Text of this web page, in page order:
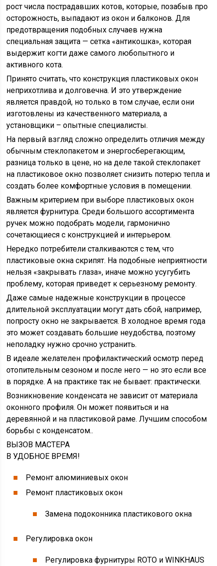
рост числа пострадавших котов, которые, позабыв про
осторожность, выпадают из окон и балконов. Для
предотвращения подобных случаев нужна
специальная защита — сетка «антикошка», которая
выдержит когти даже самого любопытного и
активного кота.
Принято считать, что конструкция пластиковых окон
неприхотлива и долговечна. И это утверждение
является правдой, но только в том случае, если они
изготовлены из качественного материала, а
установщики – опытные специалисты.
На первый взгляд сложно определить отличия между
обычным стеклопакетом и энергосберегающим,
разница только в цене, но на деле такой стеклопакет
на пластиковое окно позволяет снизить потерю тепла и
создать более комфортные условия в помещении.
Важным критерием при выборе пластиковых окон
является фурнитура. Среди большого ассортимента
ручек можно подобрать модели, гармонично
сочетающиеся с конструкцией и интерьером.
Нередко потребители сталкиваются с тем, что
пластиковые окна скрипят. На подобные неприятности
нельзя «закрывать глаза», иначе можно усугубить
проблему, которая приведет к серьезному ремонту.
Даже самые надежные конструкции в процессе
длительной эксплуатации могут дать сбой, например,
попросту окно не закрывается. В холодное время года
это может создавать большие неудобства, поэтому
неполадку нужно срочно устранить.
В идеале желателен профилактический осмотр перед
отопительным сезоном и после него — но это если все
в порядке. А на практике так не бывает: практически.
Возникновение конденсата не зависит от материала
оконного профиля. Он может появиться и на
деревянной и на пластиковой раме. Лучшим способом
борьбы с конденсатом..
ВЫЗОВ МАСТЕРА
В УДОБНОЕ ВРЕМЯ!
Ремонт алюминиевых окон
Ремонт пластиковых окон
Замена подоконника пластикового окна
Регулировка окон
Регулировка фурнитуры ROTO и WINKHAUS